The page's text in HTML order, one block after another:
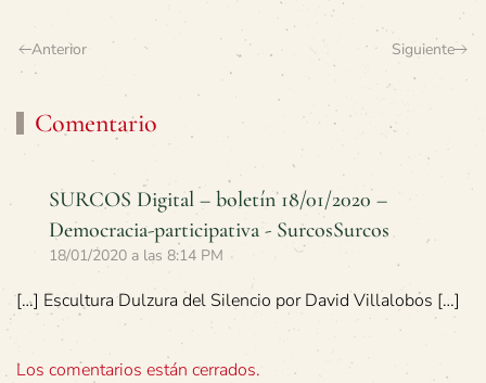
Anterior Siguiente
Comentario
SURCOS Digital – boletín 18/01/2020 –
Democracia-participativa - SurcosSurcos
18/01/2020 a las 8:14 PM
[…] Escultura Dulzura del Silencio por David Villalobos […]
Los comentarios están cerrados.